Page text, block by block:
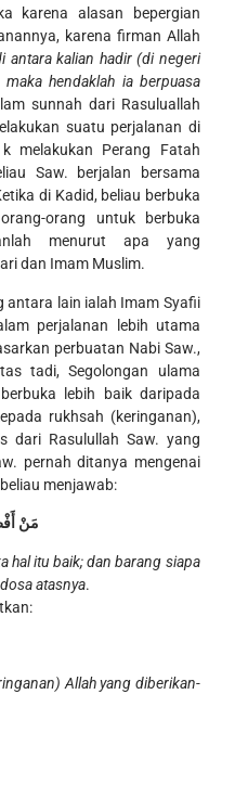
karena alasan bepergian
karena firman Allah
antara kalian hadir (di negeri
hendaklah ia berpuasa
sunnah dari Rasuluallah
suatu perjalanan di
melakukan Perang Fatah
Saw. berjalan bersama
di Kadid, beliau berbuka
orang untuk berbuka
menurut apa yang
dan Imam Muslim.
antara lain ialah Imam Syafii
perjalanan lebih utama
perbuatan Nabi Saw.,
tadi, Segolongan ulama
lebih baik daripada
rukhsah (keringanan),
dari Rasulullah Saw. yang
pernah ditanya mengenai
menjawab:
مَنْ
hal itu baik; dan barang siapa
atasnya.
Allah yang diberikan-